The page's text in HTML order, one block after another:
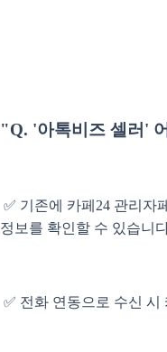
"Q. '아톡비즈 셀러'
✅ 기존에 카페24 관리자
정보를 확인할 수 있습니
✅ 전화 연동으로 수신